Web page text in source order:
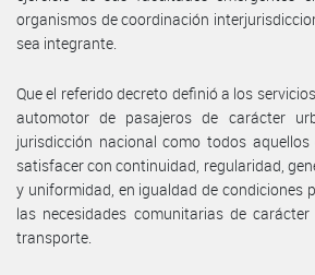
organismos de coordinación
sea integrante.
Que el referido decreto definió a los
automotor de pasajeros de carácter
jurisdicción nacional como todos
satisfacer con continuidad, regularidad,
y uniformidad, en igualdad de condiciones
las necesidades comunitarias de
transporte.